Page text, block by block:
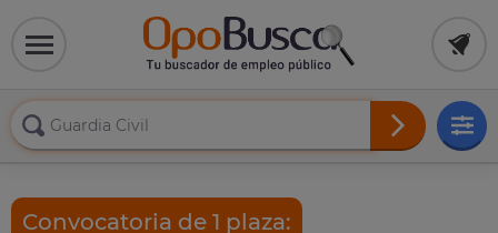
Convocatoria de 1 plaza: